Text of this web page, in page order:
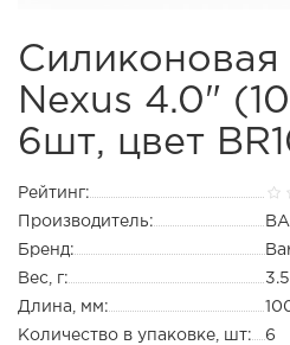
Силиконовая
Nexus 4.0"
6шт, цвет
Рейтинг:
Производитель:
Бренд:
Вес, г:
3.5
Длина, мм:
Количество в упаковке, шт:
6